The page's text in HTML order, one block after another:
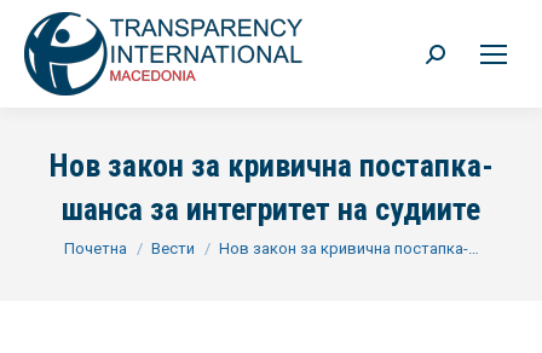
Search:
Нов закон за кривична постапка-
шанса за интегритет на судиите
You are here:
Почетна Вести Нов закон за кривична постапка-…